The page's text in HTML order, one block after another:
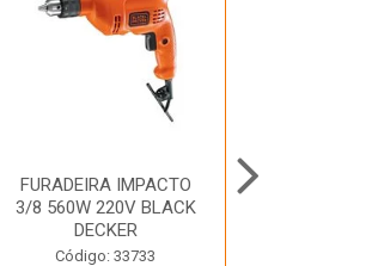
FURADEIRA IMPACTO
3/8 560W 220V BLACK
DECKER
Código: 33733